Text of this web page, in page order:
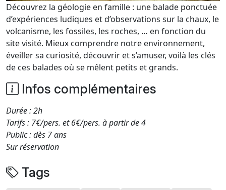
Découvrez la géologie en famille : une balade ponctuée
d’expériences ludiques et d’observations sur la chaux, le
volcanisme, les fossiles, les roches, … en fonction du
site visité. Mieux comprendre notre environnement,
éveiller sa curiosité, découvrir et s’amuser, voilà les clés
de ces balades où se mêlent petits et grands.
Infos complémentaires
Durée : 2h
Tarifs : 7€/pers. et 6€/pers. à partir de 4
Public : dès 7 ans
Sur réservation
Tags